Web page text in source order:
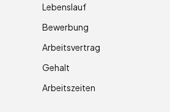
Lebenslauf
Bewerbung
Arbeitsvertrag
Gehalt
Arbeitszeiten